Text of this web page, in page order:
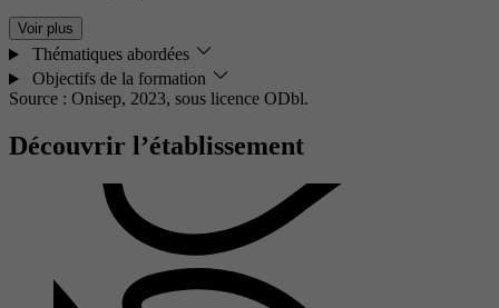
Voir plus
Thématiques abordées
Objectifs de la formation
Source : Onisep, 2023, sous licence ODbl.
Découvrir l’établissement